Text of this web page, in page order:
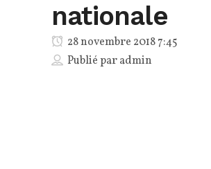
nationale
28 novembre 2018 7:45
Publié paradmin